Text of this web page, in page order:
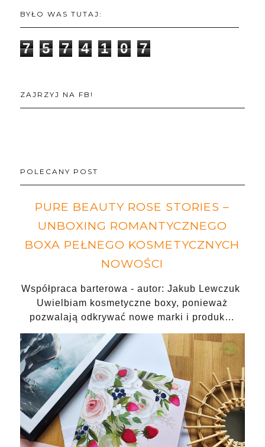
BYŁO WAS TUTAJ:
7 5 7 4 1 0 7
ZAJRZYJ NA FB!
POLECANY POST
PURE BEAUTY ROSE STORIES –
UNBOXING ROMANTYCZNEGO
BOXA PEŁNEGO KOSMETYCZNYCH
NOWOŚCI
Współpraca barterowa - autor: Jakub Lewczuk
Uwielbiam kosmetyczne boxy, ponieważ
pozwalają odkrywać nowe marki i produk…